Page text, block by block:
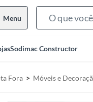
Menu
Sodimac Constructor
Fora Móveis e